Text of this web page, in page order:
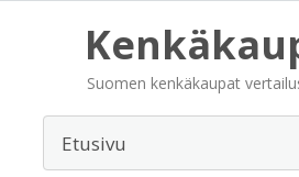
Suomen kenkäkaupat